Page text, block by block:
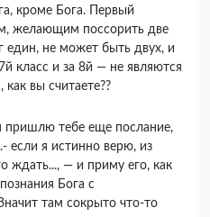
кроме Бога. Первый
желающим поссорить две
един, не может быть двух, и
класс и за 8й — не являются
вы считаете??
пришлю тебе еще послание,
если я истинно верю, из
ждать..., — и приму его, как
Бога с
там сокрыто что-то